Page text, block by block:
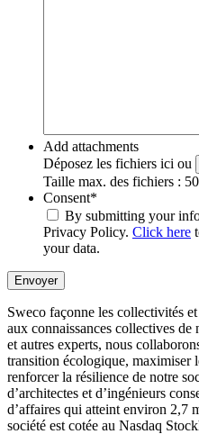
Add attachments
Déposez les fichiers ici ou
Taille max. des fichiers :
Consent*
By submitting your
Privacy Policy. Click here
your data.
Envoyer
Sweco façonne les collectivités
aux connaissances collectives
et autres experts, nous
transition écologique, maximiser
renforcer la résilience de notre
d’architectes et d’ingénieurs
d’affaires qui atteint environ 2,7
société est cotée au Nasdaq